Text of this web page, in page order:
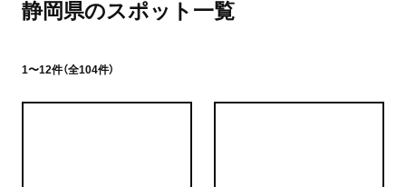
静岡県のスポット一覧
1〜12件（全104件）